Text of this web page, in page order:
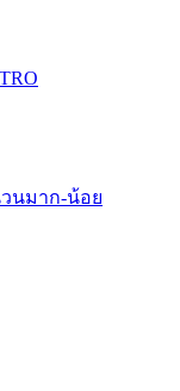
นมาก-น้อย